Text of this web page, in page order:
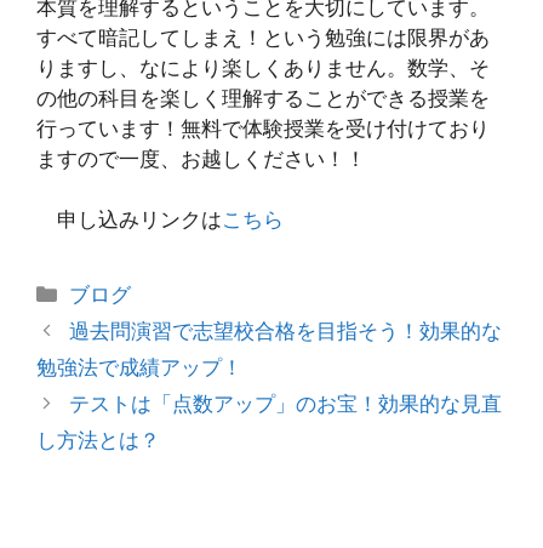
本質を理解するということを大切にしています。
すべて暗記してしまえ！という勉強には限界があ
りますし、なにより楽しくありません。数学、そ
の他の科目を楽しく理解することができる授業を
行っています！無料で体験授業を受け付けており
ますので一度、お越しください！！
申し込みリンクはこちら
カ
テ
リ
ー
ブログ
投
稿
ビ
ゲ
過去問演習で志望校合格を目指そう！効果的な
勉強法で成績アップ！
テストは「点数アップ」のお宝！効果的な見直
し方法とは？